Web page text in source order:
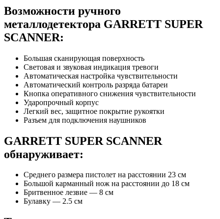
Возможности ручного
металлодетектора GARRETT SUPER
SCANNER:
Большая сканирующая поверхность
Световая и звуковая индикация тревоги
Автоматическая настройка чувствительности
Автоматический контроль разряда батареи
Кнопка оперативного снижения чувствительности
Ударопрочный корпус
Легкий вес, защитное покрытие рукоятки
Разъем для подключения наушников
GARRETT SUPER SCANNER
обнаруживает:
Среднего размера пистолет на расстоянии 23 см
Большой карманный нож на расстоянии до 18 см
Бритвенное лезвие — 8 см
Булавку — 2.5 см